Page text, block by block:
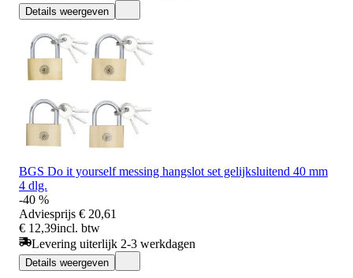
Details weergeven
BGS Do it yourself messing hangslot set gelijksluitend 40 mm
4 dlg.
-40 %
Adviesprijs € 20,61
€ 12,39incl. btw
Levering uiterlijk 2-3 werkdagen
Details weergeven